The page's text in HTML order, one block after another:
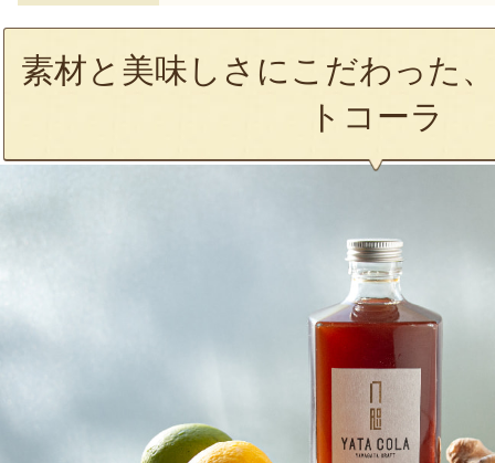
素材と美味しさにこだわった
トコーラ